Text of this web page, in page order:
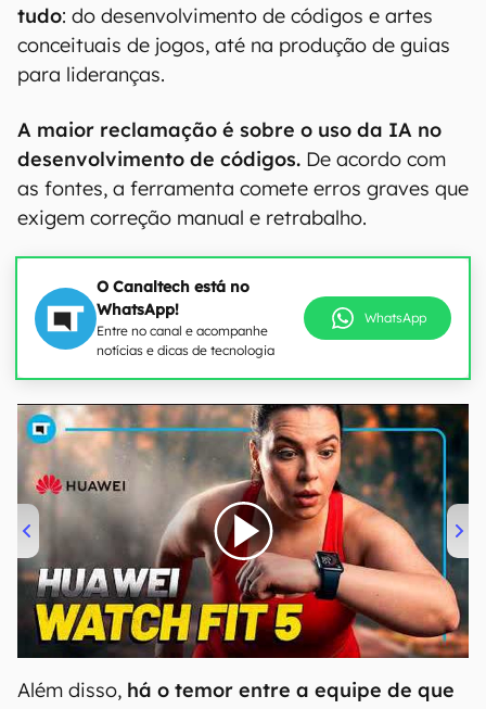
tudo: do desenvolvimento de códigos e artes
conceituais de jogos, até na produção de guias
para lideranças.
A maior reclamação é sobre o uso da IA no
desenvolvimento de códigos. De acordo com
as fontes, a ferramenta comete erros graves que
exigem correção manual e retrabalho.
O Canaltech está no
WhatsApp!
Entre no canal e acompanhe
notícias e dicas de tecnologia
WhatsApp
00:00/04:51
Além disso, há o temor entre a equipe de que